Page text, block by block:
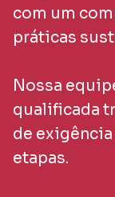
com um
práticas
Nossa
qualificada
de
etapas.